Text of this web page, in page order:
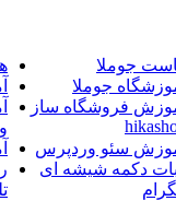
جوملا
جوملا
فروشگاه ساز
سئو وردپرس
دکمه شیشه ای